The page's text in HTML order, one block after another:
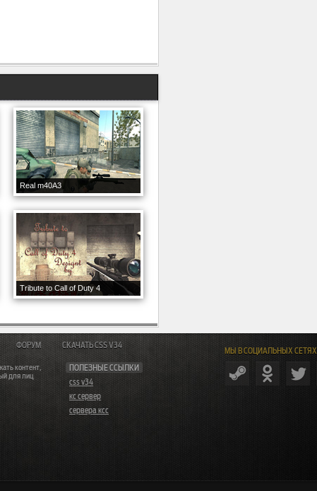
Real m40A3
Tribute to Call of Duty 4
МЫ В СОЦИАЛЬНЫХ СЕТЯХ
контент,
для лиц
ПОЛЕЗНЫЕ ССЫЛКИ
css v34
кс сервер
сервера ксс
ФОРУМ СКАЧАТЬ CSS V34